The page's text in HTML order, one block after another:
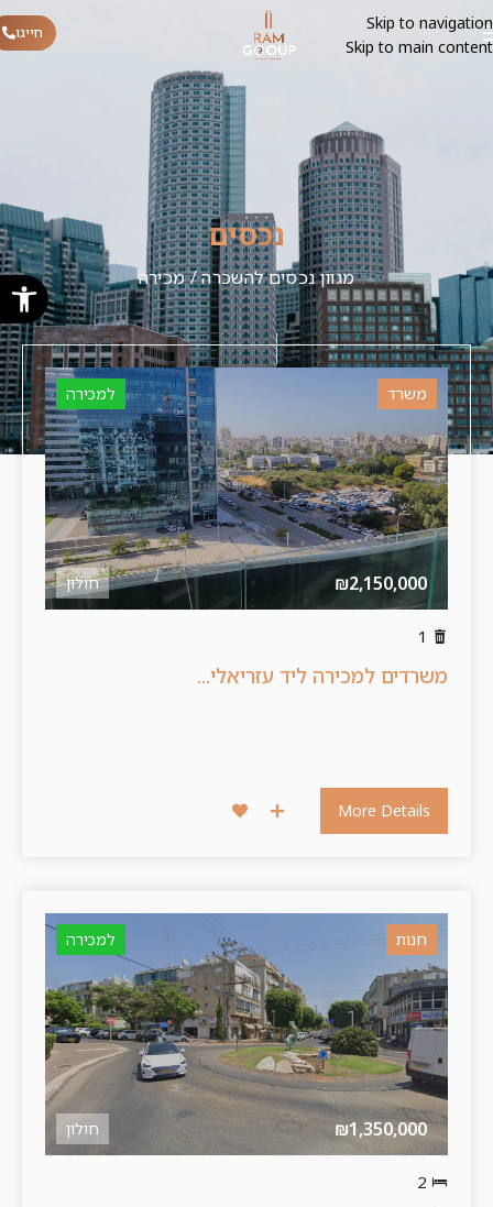
פתח
Skip to navigation
Skip to main content
חייגו
נכסים
מגוון נכסים להשכרה / מכירה
למכירה משרד
חולון ₪2,150,000
משרדים למכירה ליד עזריאלי...
More Details
למכירה חנות
חולון ₪1,350,000